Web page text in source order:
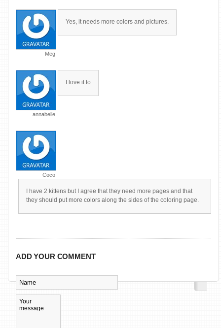
Meg
Yes, it needs more colors and pictures.
annabelle
I love it to
Coco
I have 2 kittens but I agree that they need more pages and that
they should put more colors along the sides of the coloring page.
ADD YOUR COMMENT